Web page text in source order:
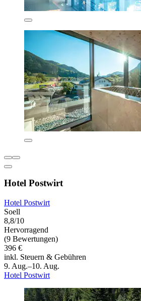
Hotel Postwirt
Hotel Postwirt
Soell
8,8/10
Hervorragend
(9 Bewertungen)
396 €
inkl. Steuern & Gebühren
9. Aug.–10. Aug.
Hotel Postwirt